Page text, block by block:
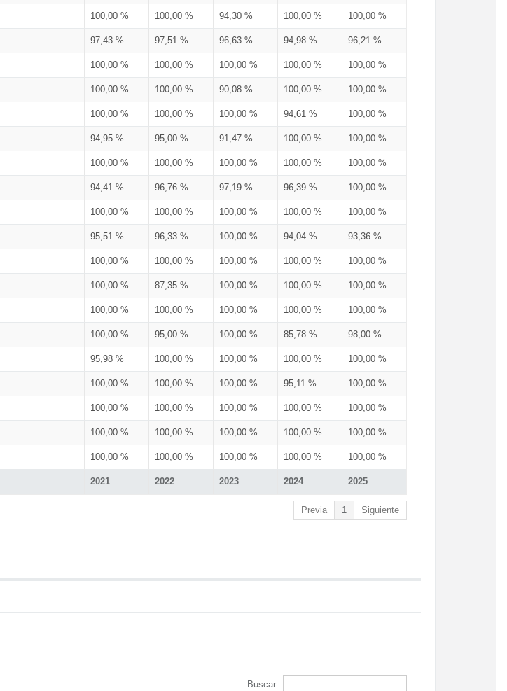
2021 2022 2023 2024 2025
100,00 % 100,00 % 94,30 % 100,00 % 100,00 %
97,43 % 97,51 % 96,63 % 94,98 % 96,21 %
100,00 % 100,00 % 100,00 % 100,00 % 100,00 %
100,00 % 100,00 % 90,08 % 100,00 % 100,00 %
100,00 % 100,00 % 100,00 % 94,61 % 100,00 %
94,95 % 95,00 % 91,47 % 100,00 % 100,00 %
100,00 % 100,00 % 100,00 % 100,00 % 100,00 %
94,41 % 96,76 % 97,19 % 96,39 % 100,00 %
100,00 % 100,00 % 100,00 % 100,00 % 100,00 %
95,51 % 96,33 % 100,00 % 94,04 % 93,36 %
100,00 % 100,00 % 100,00 % 100,00 % 100,00 %
100,00 % 87,35 % 100,00 % 100,00 % 100,00 %
100,00 % 100,00 % 100,00 % 100,00 % 100,00 %
100,00 % 95,00 % 100,00 % 85,78 % 98,00 %
95,98 % 100,00 % 100,00 % 100,00 % 100,00 %
100,00 % 100,00 % 100,00 % 95,11 % 100,00 %
100,00 % 100,00 % 100,00 % 100,00 % 100,00 %
100,00 % 100,00 % 100,00 % 100,00 % 100,00 %
100,00 % 100,00 % 100,00 % 100,00 % 100,00 %
Previa 1 Siguiente
Buscar: